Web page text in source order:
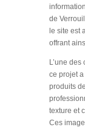
de
le site est
offrant
L’une
ce projet
produits
texture et
Ces